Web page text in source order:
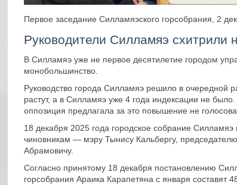
Первое заседание Силламяэского горсобрания, 2
Руководители Силламяэ схитрили
В Силламяэ уже не первое десятилетие городом
монобольшинство.
Руководство города Силламяэ решило в очередной
растут, а в Силламяэ уже 4 года индексации не
оппозиция предлагала за это повышение не
18 декабря 2025 года городское собрание
чиновникам — мэру Тынису Кальбергу,
Абрамовичу.
Согласно принятому 18 декабря постановлению
горсобрания Араика Карапетяна с января